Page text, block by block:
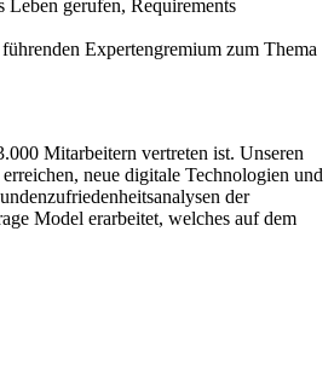
gerufen, Requirements
Expertengremium zum Thema
Mitarbeitern vertreten ist. Unseren
neue digitale Technologien und
der
Model erarbeitet, welches auf dem